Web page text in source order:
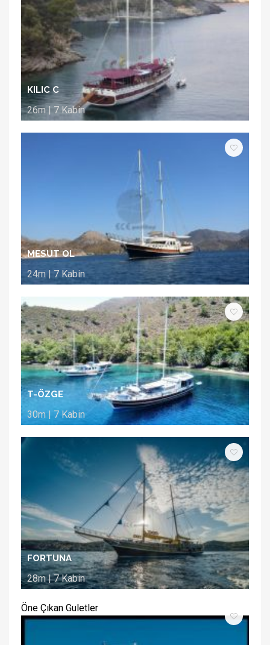
KILIC C
26m | 7 Kabin
MESUT OL
24m | 7 Kabin
T-ÖZGE
30m | 7 Kabin
FORTUNA
28m | 7 Kabin
Öne Çıkan Guletler